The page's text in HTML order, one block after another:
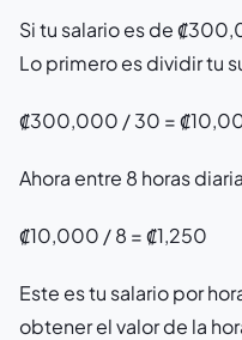
Si tu salario es de
Lo primero es dividir tu
₡300,000 / 30 =
Ahora entre 8 horas
₡10,000 / 8 = ₡1,250
Este es tu salario por
obtener el valor de la